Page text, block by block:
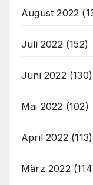
August 2022
Juli 2022 (152)
Juni 2022 (130)
Mai 2022 (102)
April 2022 (113)
März 2022